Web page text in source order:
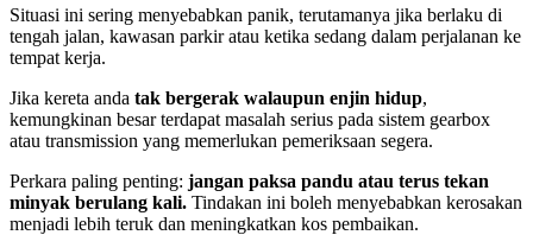
Situasi ini sering menyebabkan panik, terutamanya jika berlaku di
tengah jalan, kawasan parkir atau ketika sedang dalam perjalanan ke
tempat kerja.
Jika kereta anda tak bergerak walaupun enjin hidup,
kemungkinan besar terdapat masalah serius pada sistem gearbox
atau transmission yang memerlukan pemeriksaan segera.
Perkara paling penting: jangan paksa pandu atau terus tekan
minyak berulang kali. Tindakan ini boleh menyebabkan kerosakan
menjadi lebih teruk dan meningkatkan kos pembaikan.